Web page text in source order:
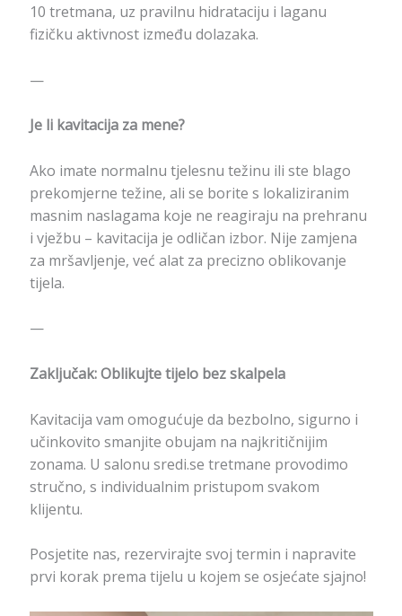
10 tretmana, uz pravilnu hidrataciju i laganu
fizičku aktivnost između dolazaka.
—
Je li kavitacija za mene?
Ako imate normalnu tjelesnu težinu ili ste blago
prekomjerne težine, ali se borite s lokaliziranim
masnim naslagama koje ne reagiraju na prehranu
i vježbu – kavitacija je odličan izbor. Nije zamjena
za mršavljenje, već alat za precizno oblikovanje
tijela.
—
Zaključak: Oblikujte tijelo bez skalpela
Kavitacija vam omogućuje da bezbolno, sigurno i
učinkovito smanjite obujam na najkritičnijim
zonama. U salonu sredi.se tretmane provodimo
stručno, s individualnim pristupom svakom
klijentu.
Posjetite nas, rezervirajte svoj termin i napravite
prvi korak prema tijelu u kojem se osjećate sjajno!